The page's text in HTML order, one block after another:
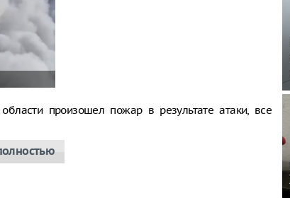
произошел пожар в результате атаки, все